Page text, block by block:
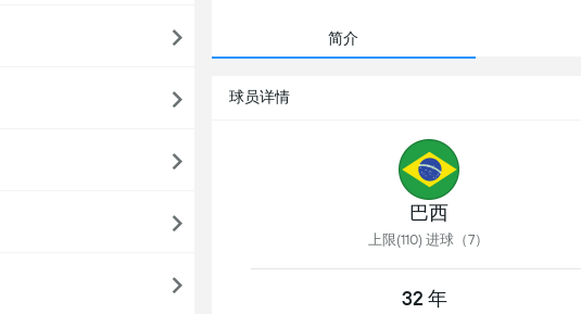
简介
球员详情
巴西
上限(110) 进球（7）
32 年